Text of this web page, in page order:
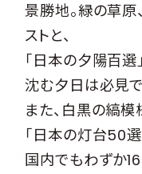
景勝地。緑の草原
ストと、
「日本の夕陽百
沈む夕日は必見で
また、白黒の縞
「日本の灯台50選
国内でもわずか